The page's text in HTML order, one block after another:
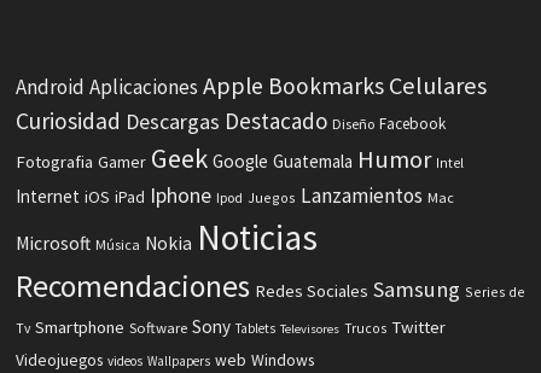
Android Aplicaciones Apple Bookmarks Celulares
Curiosidad Descargas Destacado Diseño Facebook
Fotografia Gamer Geek Google Guatemala Humor Intel
Internet iOS iPad Iphone Ipod Juegos Lanzamientos Mac
Microsoft Música Nokia Noticias
Recomendaciones Redes Sociales Samsung Series de
Tv Smartphone Software Sony Tablets Televisores Trucos Twitter
Videojuegos videos Wallpapers web Windows